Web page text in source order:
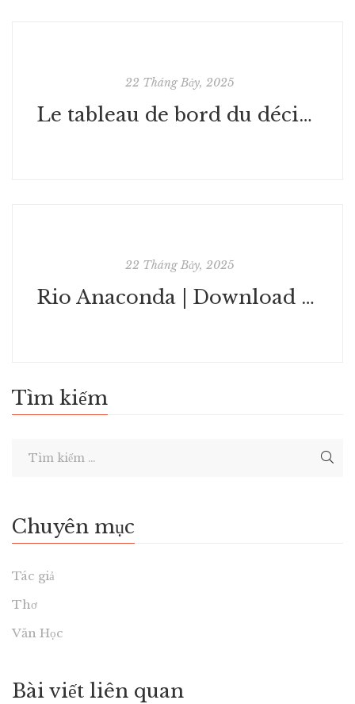
22 Tháng Bảy, 2025
Le tableau de bord du décideur: Méthodologie de mise en place | eBooks (EPUB)
22 Tháng Bảy, 2025
Rio Anaconda | Download Free
Tìm kiếm
Chuyên mục
Tác giả
Thơ
Văn Học
Bài viết liên quan